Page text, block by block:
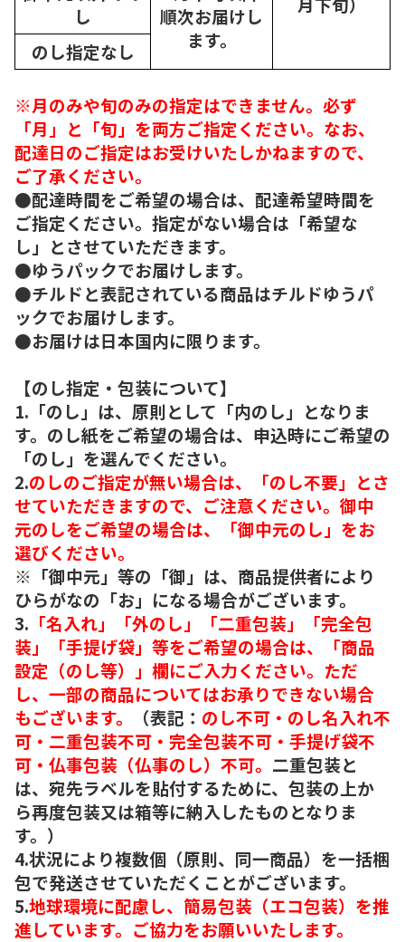
し
順次お届けし
ます。
のし指定なし
※月のみや旬のみの指定はできません。必ず
「月」と「旬」を両方ご指定ください。なお、
配達日のご指定はお受けいたしかねますので、
ご了承ください。
●配達時間をご希望の場合は、配達希望時間を
ご指定ください。指定がない場合は「希望な
し」とさせていただきます。
●ゆうパックでお届けします。
●チルドと表記されている商品はチルドゆうパ
ックでお届けします。
●お届けは日本国内に限ります。
【のし指定・包装について】
1.「のし」は、原則として「内のし」となりま
す。のし紙をご希望の場合は、申込時にご希望の
「のし」を選んでください。
2.のしのご指定が無い場合は、「のし不要」とさ
せていただきますので、ご注意ください。御中
元のしをご希望の場合は、「御中元のし」をお
選びください。
※「御中元」等の「御」は、商品提供者により
ひらがなの「お」になる場合がございます。
3. 「名入れ」「外のし」「二重包装」「完全包
装」「手提げ袋」等をご希望の場合は、「商品
設定（のし等）」欄にご入力ください。ただ
し、一部の商品についてはお承りできない場合
もございます。
（表記： のし不可・のし名入れ不
可・二重包装不可・完全包装不可・手提げ袋不
可・仏事包装（仏事のし）不可。 二重包装と
は、宛先ラベルを貼付するために、包装の上か
ら再度包装又は箱等に納入したものとなりま
す。）
4.状況により複数個（原則、同一商品）を一括梱
包で発送させていただくことがございます。
5.地球環境に配慮し、簡易包装（エコ包装）を推
進しています。ご協力をお願いいたします。